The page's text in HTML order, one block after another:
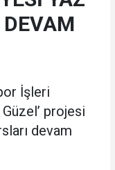
DEVAM
İşleri
projesi
devam